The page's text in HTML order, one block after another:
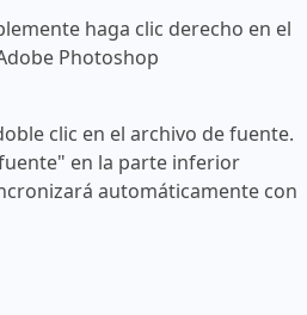
haga clic derecho en el
Photoshop
clic en el archivo de fuente.
en la parte inferior
automáticamente con